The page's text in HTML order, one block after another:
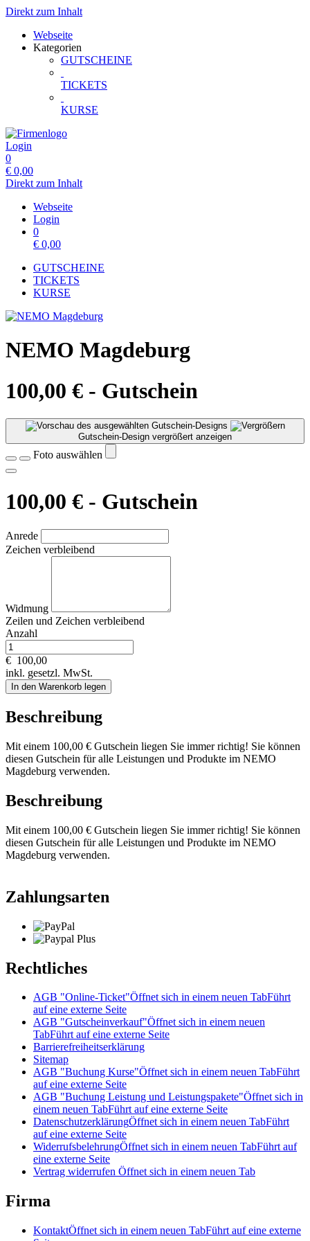
Direkt zum Inhalt
Webseite
Kategorien
GUTSCHEINE
TICKETS
KURSE
Login
0
€ 0,00
Direkt zum Inhalt
Webseite
Login
0
€ 0,00
GUTSCHEINE
TICKETS
KURSE
NEMO Magdeburg
100,00 € - Gutschein
Gutschein-Design vergrößert anzeigen
Foto auswählen
100,00 € - Gutschein
Anrede
Zeichen verbleibend
Widmung
Zeilen und Zeichen verbleibend
Anzahl
€ 100,00
inkl. gesetzl. MwSt.
In den Warenkorb legen
Beschreibung
Mit einem 100,00 € Gutschein liegen Sie immer richtig! Sie können
diesen Gutschein für alle Leistungen und Produkte im NEMO
Magdeburg verwenden.
Beschreibung
Mit einem 100,00 € Gutschein liegen Sie immer richtig! Sie können
diesen Gutschein für alle Leistungen und Produkte im NEMO
Magdeburg verwenden.
Zahlungsarten
Rechtliches
AGB "Online-Ticket"Öffnet sich in einem neuen TabFührt
auf eine externe Seite
AGB "Gutscheinverkauf"Öffnet sich in einem neuen
TabFührt auf eine externe Seite
Barrierefreiheitserklärung
Sitemap
AGB "Buchung Kurse"Öffnet sich in einem neuen TabFührt
auf eine externe Seite
AGB "Buchung Leistung und Leistungspakete"Öffnet sich in
einem neuen TabFührt auf eine externe Seite
DatenschutzerklärungÖffnet sich in einem neuen TabFührt
auf eine externe Seite
WiderrufsbelehrungÖffnet sich in einem neuen TabFührt auf
eine externe Seite
Vertrag widerrufen Öffnet sich in einem neuen Tab
Firma
KontaktÖffnet sich in einem neuen TabFührt auf eine externe